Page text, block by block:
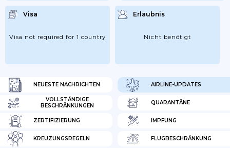
NEUESTE NACHRICHTEN AIRLINE-UPDATES
VOLLSTÄNDIGE
BESCHRÄNKUNGEN
QUARANTÄNE
ZERTIFIZIERUNG IMPFUNG
KREUZUNGSREGELN FLUGBESCHRÄNKUNG
Visa
Visa not required for 1 country
Erlaubnis
Nicht benötigt